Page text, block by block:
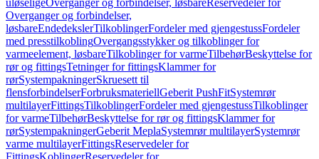
uløseligeOverganger og forbindelser, løsbareReservedeler for
Overganger og forbindelser,
løsbareEndedekslerTilkoblingerFordeler med gjengestussFordeler
med presstilkoblingOvergangsstykker og tilkoblinger for
varmeelement, løsbareTilkoblinger for varmeTilbehørBeskyttelse for
rør og fittingsTetninger for fittingsKlammer for
rørSystempakningerSkruesett til
flensforbindelserForbruksmateriellGeberit PushFitSystemrør
multilayerFittingsTilkoblingerFordeler med gjengestussTilkoblinger
for varmeTilbehørBeskyttelse for rør og fittingsKlammer for
rørSystempakningerGeberit MeplaSystemrør multilayerSystemrør
varme multilayerFittingsReservedeler for
FittingsKoblingerReservedeler for